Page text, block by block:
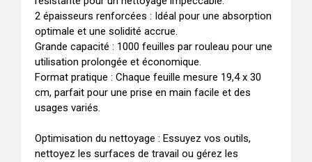
2 épaisseurs renforcées : Idéal pour une absorption
optimale et une solidité accrue.
Grande capacité : 1000 feuilles par rouleau pour une
utilisation prolongée et économique.
Format pratique : Chaque feuille mesure 19,4 x 30
cm, parfait pour une prise en main facile et des
usages variés.
Optimisation du nettoyage : Essuyez vos outils,
nettoyez les surfaces de travail ou gérez les